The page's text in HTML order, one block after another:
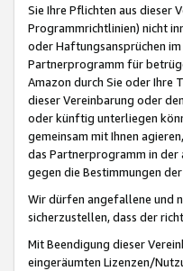
Sie Ihre Pflichten aus dieser
Programmrichtlinien) nicht
oder Haftungsansprüchen
Partnerprogramm für
Amazon durch Sie oder Ihre
dieser Vereinbarung oder
oder künftig unterliegen
gemeinsam mit Ihnen
das Partnerprogramm in der
gegen die Bestimmungen
Wir dürfen angefallene und
sicherzustellen, dass der
Mit Beendigung dieser
eingeräumten Lizenzen/